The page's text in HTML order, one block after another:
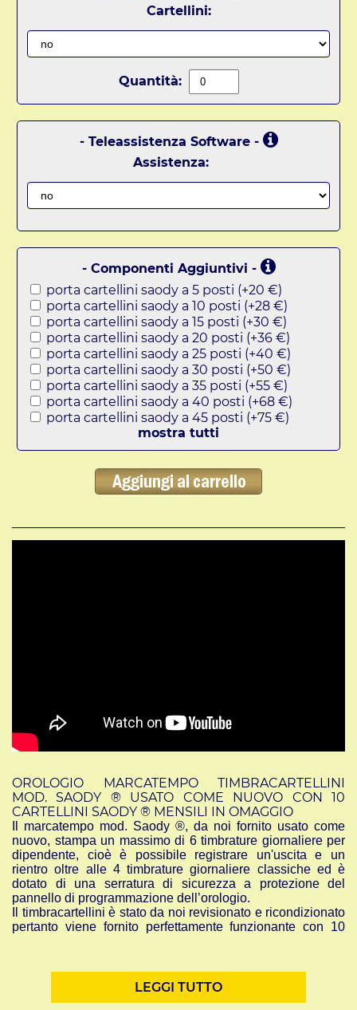
Cartellini:
Quantità:
- Teleassistenza Software -
Assistenza:
- Componenti Aggiuntivi -
porta cartellini saody a 5 posti (+20 €)
porta cartellini saody a 10 posti (+28 €)
porta cartellini saody a 15 posti (+30 €)
porta cartellini saody a 20 posti (+36 €)
porta cartellini saody a 25 posti (+40 €)
porta cartellini saody a 30 posti (+50 €)
porta cartellini saody a 35 posti (+55 €)
porta cartellini saody a 40 posti (+68 €)
porta cartellini saody a 45 posti (+75 €)
mostra tutti
OROLOGIO MARCATEMPO TIMBRACARTELLINI
MOD. SAODY ® USATO COME NUOVO CON 10
CARTELLINI SAODY ® MENSILI IN OMAGGIO
Il marcatempo mod. Saody ®, da noi fornito usato come
nuovo, stampa un massimo di 6 timbrature giornaliere per
dipendente, cioè è possibile registrare un'uscita e un
rientro oltre alle 4 timbrature giornaliere classiche ed è
dotato di una serratura di sicurezza a protezione del
pannello di programmazione dell’orologio.
Il timbracartellini è stato da noi revisionato e ricondizionato
pertanto viene fornito perfettamente funzionante con 10
GARANZIA: 6 MESI
LEGGI TUTTO